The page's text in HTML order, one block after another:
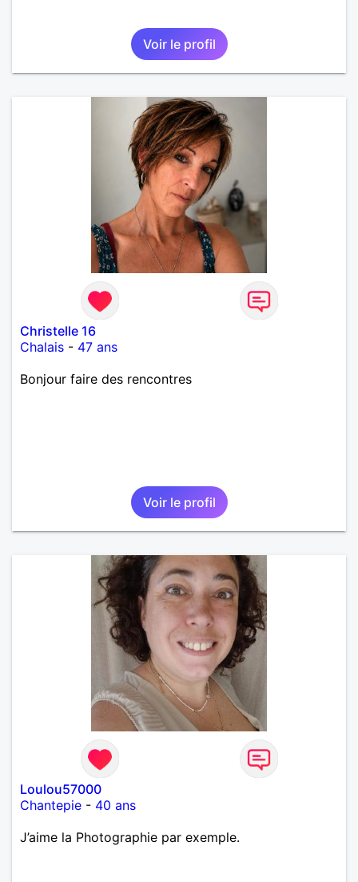
Voir le profil
Christelle 16
Chalais - 47 ans
Bonjour faire des rencontres
Voir le profil
Loulou57000
Chantepie - 40 ans
J’aime la Photographie par exemple.